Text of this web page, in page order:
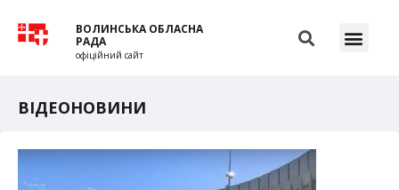
ВОЛИНСЬКА ОБЛАСНА
РАДА
офіційний сайт
ВІДЕОНОВИНИ